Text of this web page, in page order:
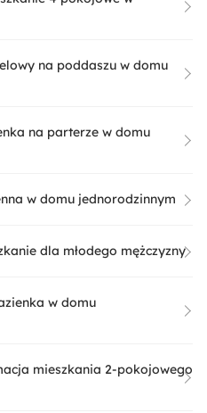
na poddaszu w domu
na parterze w domu
w domu jednorodzinnym
dla młodego mężczyzny
w domu
mieszkania 2-pokojowego